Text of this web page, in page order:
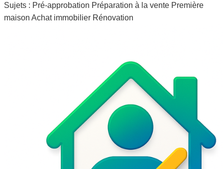
Sujets : Pré-approbation Préparation à la vente Première
maison Achat immobilier Rénovation